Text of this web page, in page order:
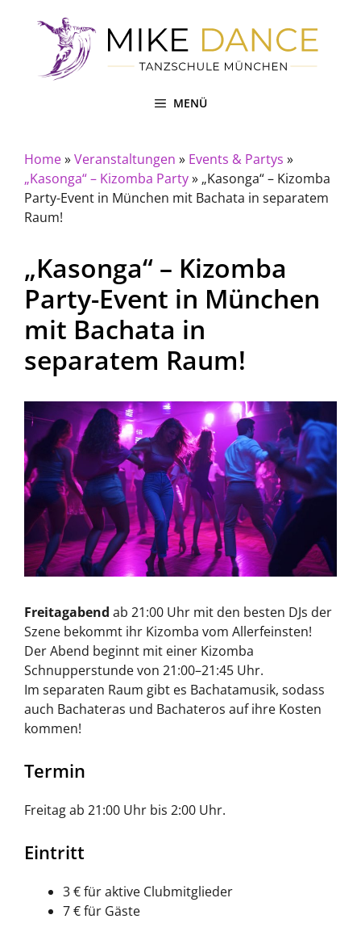
MENÜ
Home»Veranstaltungen » Events & Partys »
„Kasonga“ – Kizomba Party» „Kasonga“ – Kizomba
Party-Event in München mit Bachata in separatem
Raum!
„Kasonga“ – Kizomba
Party-Event in München
mit Bachata in
separatem Raum!
Freitagabend ab 21:00 Uhr mit den besten DJs der
Szene bekommt ihr Kizomba vom Allerfeinsten!
Der Abend beginnt mit einer Kizomba
Schnupperstunde von 21:00–21:45 Uhr.
Im separaten Raum gibt es Bachatamusik, sodass
auch Bachateras und Bachateros auf ihre Kosten
kommen!
Termin
Freitag ab 21:00 Uhr bis 2:00 Uhr.
Eintritt
3 € für aktive Clubmitglieder
7 € für Gäste